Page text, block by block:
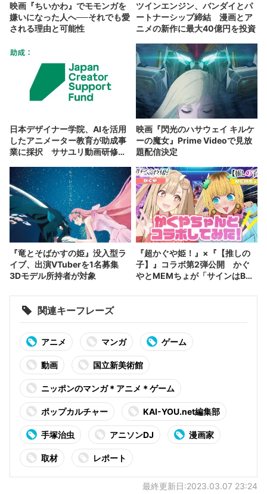
映画『ちいかわ』でモモンガを
嫌いになった人へ──それでも愛
される理由と可能性
ツインエンジン、バンダイとパ
ートナーシップ締結 漫画とア
ニメの新作に最大40億円を投資
日本デザイナー学院、AIを活用
したアニメーター教育が助成事
業に採択 ササユリ動画研修所
映画『閃光のハサウェイ キルケ
ーの魔女』Prime Videoで見放
題配信決定
『竜とそばかすの姫』没入型ラ
イブ、出演VTuberを1名募集
3Dモデル所持者が対象
『超かぐや姫！』×『【推しの
子】』コラボ第2弾公開 かぐ
やとMEMちょが「サインはB」
関連キーフレーズ
アニメ マンガ ゲーム
動画 国立新美術館
ニッポンのマンガ＊アニメ＊ゲーム
ポップカルチャー KAI-YOU.net編集部
手塚治虫 アニソンDJ 漫画家
取材 レポート
最終更新日:2023.03.07 23:24